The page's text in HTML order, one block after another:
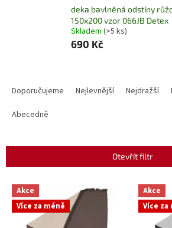
deka bavlněná odstíny
150x200 vzor 066JB Detex
Skladem (>5 ks)
690 Kč
r
Doporučujeme Nejlevnější Nejdražší
Abecedně
Otevřít filtr
V
p
Akce
Více za méně
Akce
Více za